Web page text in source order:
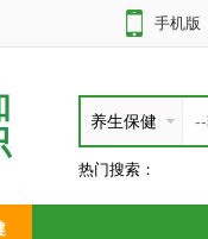
手机版
养生保健
热门搜索：